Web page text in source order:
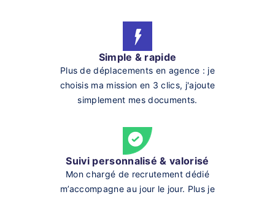
Simple & rapide
Plus de déplacements en agence : je
choisis ma mission en 3 clics, j'ajoute
simplement mes documents.
Suivi personnalisé & valorisé
Mon chargé de recrutement dédié
m’accompagne au jour le jour. Plus je